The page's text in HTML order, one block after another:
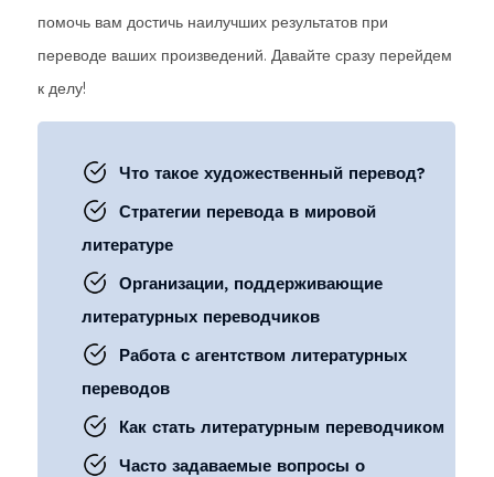
помочь вам достичь наилучших результатов при
переводе ваших произведений. Давайте сразу перейдем
к делу!
Что такое художественный перевод?
Стратегии перевода в мировой
литературе
Организации, поддерживающие
литературных переводчиков
Работа с агентством литературных
переводов
Как стать литературным переводчиком
Часто задаваемые вопросы о